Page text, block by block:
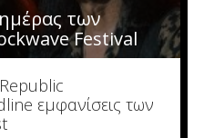
των
Festival
εμφανίσεις των